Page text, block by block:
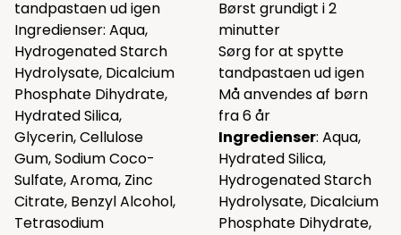
tandpastaen ud igen
Ingredienser: Aqua,
Hydrogenated Starch
Hydrolysate, Dicalcium
Phosphate Dihydrate,
Hydrated Silica,
Glycerin, Cellulose
Gum, Sodium Coco-
Sulfate, Aroma, Zinc
Citrate, Benzyl Alcohol,
Tetrasodium
Børst grundigt i 2
minutter
Sørg for at spytte
tandpastaen ud igen
Må anvendes af børn
fra 6 år
Ingredienser: Aqua,
Hydrated Silica,
Hydrogenated Starch
Hydrolysate, Dicalcium
Phosphate Dihydrate,